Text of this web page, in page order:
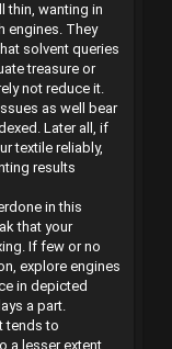
thin, wanting in
engines. They
solvent queries
treasure or
not reduce it.
as well bear
Later all, if
textile reliably,
results
in this
that your
If few or no
explore engines
in depicted
a part.
tends to
a lesser extent